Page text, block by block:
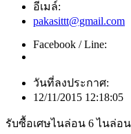
อีเมล์:
pakasittt@gmail.com
Facebook / Line:
วันที่ลงประกาศ:
12/11/2015 12:18:05
รับซื้อเศษไนล่อน 6 ไนล่อน